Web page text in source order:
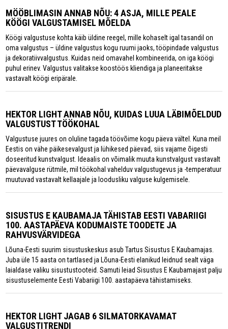
MÖÖBLIMASIN ANNAB NÕU: 4 ASJA, MILLE PEALE
KÖÖGI VALGUSTAMISEL MÕELDA
Köögi valgustuse kohta käib üldine reegel, mille kohaselt igal tasandil on
oma valgustus – üldine valgustus kogu ruumi jaoks, tööpindade valgustus
ja dekoratiivvalgustus. Kuidas neid omavahel kombineerida, on iga köögi
puhul erinev. Valgustus valitakse koostöös kliendiga ja planeeritakse
vastavalt köögi eripärale.
HEKTOR LIGHT ANNAB NÕU, KUIDAS LUUA LÄBIMÕELDUD
VALGUSTUST TÖÖKOHAL
Valgustuse juures on oluline tagada töövõime kogu päeva vältel. Kuna meil
Eestis on vähe päikesevalgust ja lühikesed päevad, siis vajame õigesti
doseeritud kunstvalgust. Ideaalis on võimalik muuta kunstvalgust vastavalt
päevavalguse rütmile, mil töökohal vahelduv valgustugevus ja -temperatuur
muutuvad vastavalt kellaajale ja loodusliku valguse kulgemisele.
SISUSTUS E KAUBAMAJA TÄHISTAB EESTI VABARIIGI
100. AASTAPÄEVA KODUMAISTE TOODETE JA
RAHVUSVÄRVIDEGA
Lõuna-Eesti suurim sisustuskeskus asub Tartus Sisustus E Kaubamajas.
Juba üle 15 aasta on tartlased ja Lõuna-Eesti elanikud leidnud sealt väga
laialdase valiku sisustustooteid. Samuti leiad Sisustus E Kaubamajast palju
sisustuselemente Eesti Vabariigi 100. aastapäeva tähistamiseks.
HEKTOR LIGHT JAGAB 6 SILMATORKAVAMAT
VALGUSTITRENDI